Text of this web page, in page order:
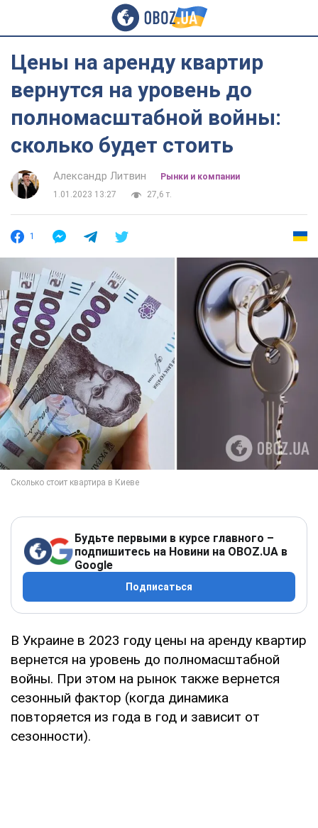
Цены на аренду квартир
вернутся на уровень до
полномасштабной войны:
сколько будет стоить
Александр Литвин
Рынки и компании
1.01.2023 13:27
27,6 т.
1
Будьте первыми в курсе главного –
подпишитесь на Новини на OBOZ.UA в
Google
Подписаться
В Украине в 2023 году цены на аренду квартир
вернется на уровень до полномасштабной
войны. При этом на рынок также вернется
сезонный фактор (когда динамика
повторяется из года в год и зависит от
сезонности).